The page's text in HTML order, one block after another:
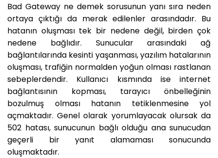
Bad Gateway ne demek sorusunun yanı sıra neden
ortaya çıktığı da merak edilenler arasındadır. Bu
hatanın oluşması tek bir nedene değil, birden çok
nedene bağlıdır. Sunucular arasındaki ağ
bağlantılarında kesinti yaşanması, yazılım hatalarının
oluşması, trafiğin normalden yoğun olması rastlanan
sebeplerdendir. Kullanıcı kısmında ise internet
bağlantısının kopması, tarayıcı önbelleğinin
bozulmuş olması hatanın tetiklenmesine yol
açmaktadır. Genel olarak yorumlayacak olursak da
502 hatası, sunucunun bağlı olduğu ana sunucudan
geçerli bir yanıt alamaması sonucunda
oluşmaktadır.